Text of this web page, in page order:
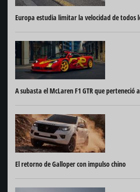
Europa estudia limitar la velocidad de todos
A subasta el McLaren F1 GTR que perteneció
El retorno de Galloper con impulso chino